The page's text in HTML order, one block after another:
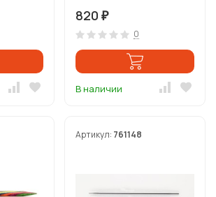
820 ₽
0
В наличии
Артикул: 761148